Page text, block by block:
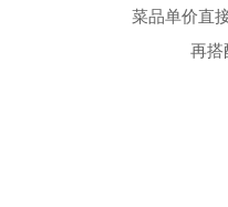
菜品单价直
再搭